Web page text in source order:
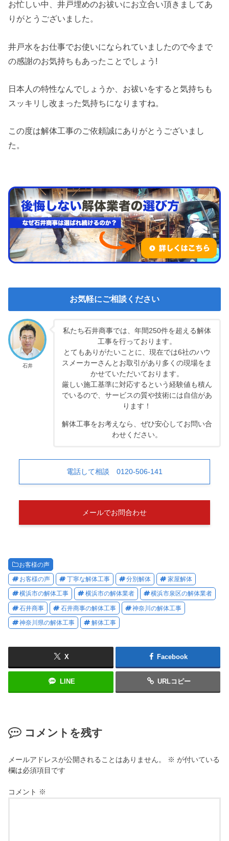
お忙しい中、井戸埋めのお祓いにお立合い頂きましてあ
りがとうございました。
井戸水をお仕事でお使いになられていましたので今まで
の感謝のお気持ちもあったことでしょう!
日本人の特性なんでしょうか、お祓いをすると気持ちも
スッキリし改まった気持ちになりますね。
この度は解体工事のご依頼誠にありがとうございまし
た。
お気軽にご相談ください
石井
私たち石井商事では、年間250件を超える解体
工事を行っております。
とてもありがたいことに、現在では6社のハウ
スメーカーさんとお取引があり多くの現場をま
かせていただいております。
厳しい施工基準に対応するという経験値も積ん
でいるので、サービスの質や技術には自信があ
ります！
解体工事をお考えなら、ぜひ安心してお問い合
わせください。
電話して相談 0120-506-141
メールでお問合わせ
お客様の声
お客様の声 丁寧な解体工事 分別解体 家屋解体
横浜市の解体工事 横浜市の解体業者 横浜市泉区の解体業者
石井商事 石井商事の解体工事 神奈川の解体工事
神奈川県の解体工事 解体工事
X Facebook
LINE URLコピー
コメントを残す
メールアドレスが公開されることはありません。 ※ が付いている
欄は必須項目です
コメント ※